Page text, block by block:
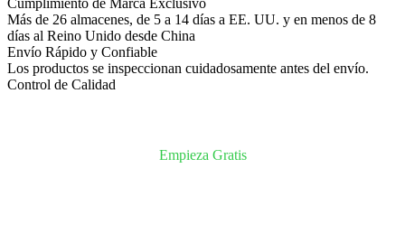
Más de 26 almacenes, de 5 a 14 días a EE. UU. y en menos de 8
días al Reino Unido desde China
Envío Rápido y Confiable
Los productos se inspeccionan cuidadosamente antes del envío.
Control de Calidad
Empieza Gratis